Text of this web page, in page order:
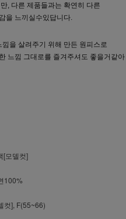
, 다른 제품들과는 확연히 다른
을 느끼실수있답니다.
을 살려주기 위해 만든 원피스로
느낌 그대로를 즐겨주셔도 좋을거같아
[모델컷]
100%
컷], F(55~66)